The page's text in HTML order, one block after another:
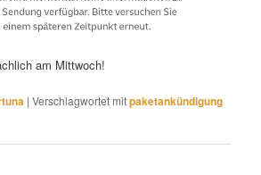
am Mittwoch!
|Verschlagwortet mitpaketankündigung